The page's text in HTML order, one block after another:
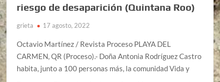
riesgo de desaparición (Quintana Roo)
grieta 17 agosto, 2022
Octavio Martínez / Revista Proceso PLAYA DEL
CARMEN, QR (Proceso).- Doña Antonia­ Rodríguez Castro
habita, junto a 100 personas más, la comunidad Vida y